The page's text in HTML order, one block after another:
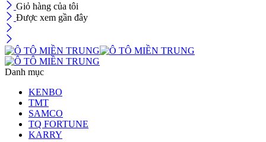
Giỏ hàng của tôi
Được xem gần đây
Danh mục
KENBO
TMT
SAMCO
TQ FORTUNE
KARRY